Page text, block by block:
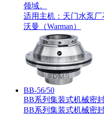
领域。
适用主机： 天门水泵厂
沃曼（Warman）
BB-56/50
BB系列集装式机械密
BB系列集装式机械密